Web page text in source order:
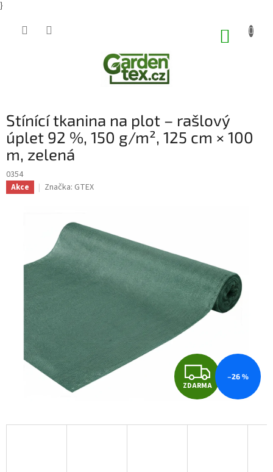
}
Stínící tkanina na plot – rašlový
úplet 92 %, 150 g/m², 125 cm × 100
m, zelená
0354
Akce Značka: GTEX
Z
D
A
ZDARMA
–26 %